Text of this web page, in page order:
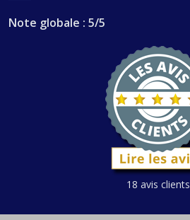
Note globale : 5/5
18 avis clients